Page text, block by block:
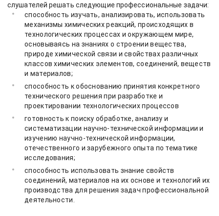
слушателей решать следующие профессиональные задачи:
способность изучать, анализировать, использовать
механизмы химических реакций, происходящих в
технологических процессах и окружающем мире,
основываясь на знаниях о строении вещества,
природе химической связи и свойствах различных
классов химических элементов, соединений, веществ
и материалов;
способность к обоснованию принятия конкретного
технического решения при разработке и
проектировании технологических процессов
готовность к поиску обработке, анализу и
систематизации научно-технической информации и
изучению научно-технической информации,
отечественного и зарубежного опыта по тематике
исследования;
способность использовать знание свойств
соединений, материалов на их основе и технологий их
производства для решения задач профессиональной
деятельности.